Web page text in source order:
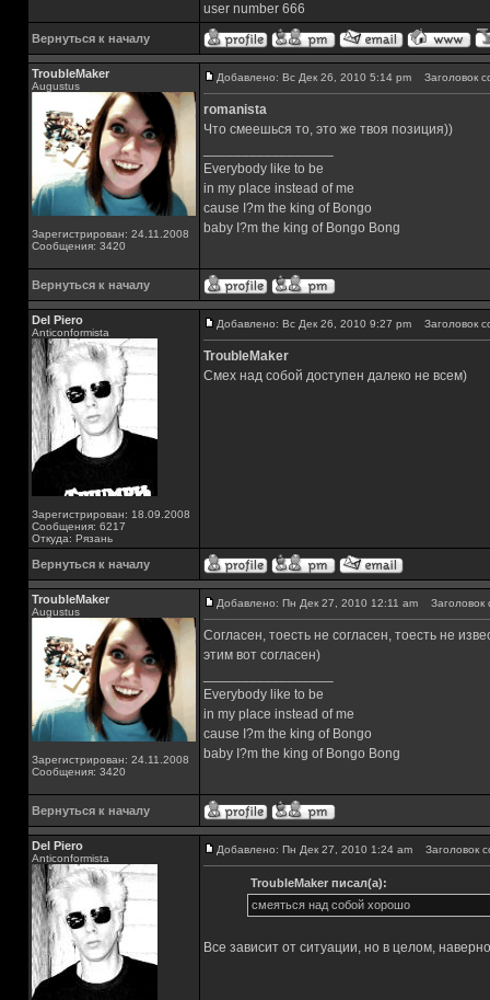
user number 666
Вернуться к началу
TroubleMaker
Augustus
Зарегистрирован: 24.11.2008
Сообщения: 3420
Добавлено: Вс Дек 26, 2010 5:14 pm Заголовок
romanista
Что смеешься то, это же твоя позиция))
Everybody like to be
in my place instead of me
cause I?m the king of Bongo
baby I?m the king of Bongo Bong
Вернуться к началу
Del Piero
Аnticonformista
Зарегистрирован: 18.09.2008
Сообщения: 6217
Откуда: Рязань
Добавлено: Вс Дек 26, 2010 9:27 pm Заголовок
TroubleMaker
Смех над собой доступен далеко не всем)
Вернуться к началу
TroubleMaker
Augustus
Зарегистрирован: 24.11.2008
Сообщения: 3420
Добавлено: Пн Дек 27, 2010 12:11 am Заголовок
Согласен, тоесть не согласен, тоесть не
этим вот согласен)
Everybody like to be
in my place instead of me
cause I?m the king of Bongo
baby I?m the king of Bongo Bong
Вернуться к началу
Del Piero
Аnticonformista
Добавлено: Пн Дек 27, 2010 1:24 am Заголовок
TroubleMaker писал(а):
смеяться над собой хорошо
Все зависит от ситуации, но в целом,